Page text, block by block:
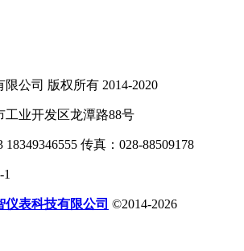
公司 版权所有 2014-2020
工业开发区龙潭路88号
18349346555 传真：028-88509178
仪表科技有限公司 ©2014-2026